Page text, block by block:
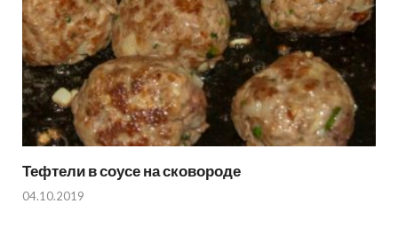
Тефтели в соусе на сковороде
04.10.2019